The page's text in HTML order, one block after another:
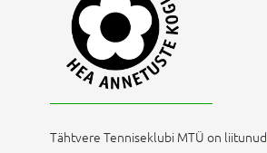
Tähtvere Tenniseklubi MTÜ on liitunud